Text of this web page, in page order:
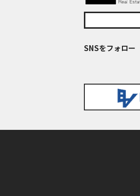
SNSをフォロー